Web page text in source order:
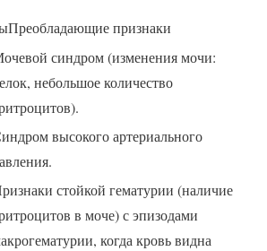
признаки
синдром (изменения мочи:
небольшое количество
высокого артериального
стойкой гематурии (наличие
в моче) с эпизодами
когда кровь видна